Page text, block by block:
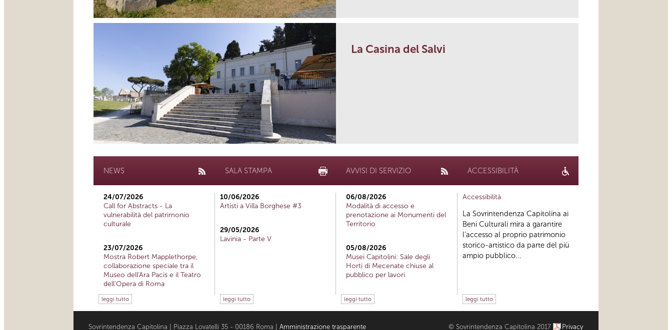
La Casina del Salvi
NEWS
24/07/2026
Call for Abstracts - La
vulnerabilità del patrimonio
culturale
23/07/2026
Mostra Robert Mapplethorpe,
collaborazione speciale tra il
Museo dell'Ara Pacis e il Teatro
dell'Opera di Roma
leggi tutto
SALA STAMPA
10/06/2026
Artisti a Villa Borghese #3
29/05/2026
Lavinia - Parte V
leggi tutto
AVVISI DI SERVIZIO
06/08/2026
Modalità di accesso e
prenotazione ai Monumenti del
Territorio
05/08/2026
Musei Capitolini: Sale degli
Horti di Mecenate chiuse al
pubblico per lavori
leggi tutto
ACCESSIBILITÀ
Accessibilità
La Sovrintendenza Capitolina ai
Beni Culturali mira a garantire
l’accesso al proprio patrimonio
storico-artistico da parte del più
ampio pubblico...
leggi tutto
Sovrintendenza Capitolina | Piazza Lovatelli 35 - 00186 Roma | Amministrazione trasparente © Sovrintendenza Capitolina 2017 Privacy